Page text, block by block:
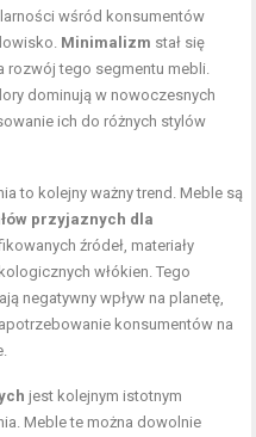
wśród konsumentów
Minimalizm stał się
rozwój tego segmentu mebli.
dominują w nowoczesnych
ich do różnych stylów
to kolejny ważny trend. Meble są
przyjaznych dla
źródeł, materiały
włókien. Tego
negatywny wpływ na planetę,
konsumentów na
jest kolejnym istotnym
Meble te można dowolnie